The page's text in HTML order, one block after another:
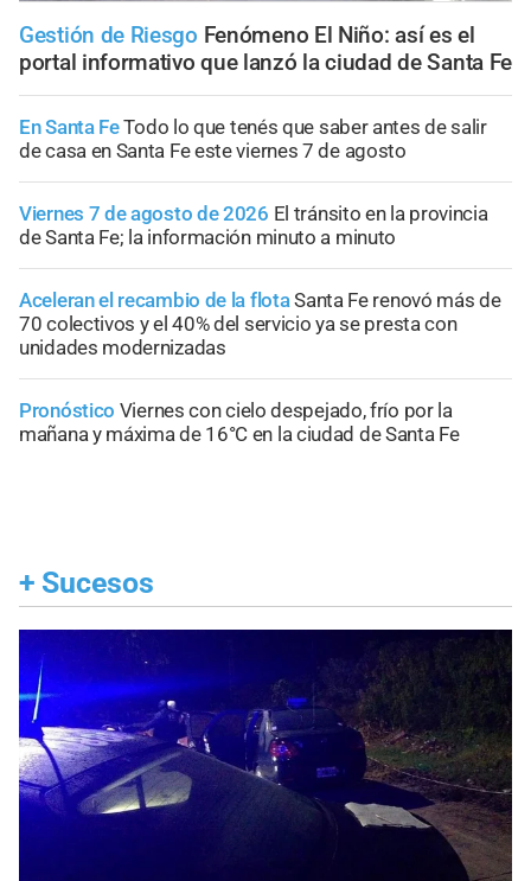
Gestión de Riesgo Fenómeno El Niño: así es el
portal informativo que lanzó la ciudad de Santa Fe
En Santa FeTodo lo que tenés que saber antes de salir
de casa en Santa Fe este viernes 7 de agosto
Viernes 7 de agosto de 2026 El tránsito en la provincia
de Santa Fe; la información minuto a minuto
Aceleran el recambio de la flotaSanta Fe renovó más de
70 colectivos y el 40% del servicio ya se presta con
unidades modernizadas
Pronóstico Viernes con cielo despejado, frío por la
mañana y máxima de 16°C en la ciudad de Santa Fe
+ Sucesos